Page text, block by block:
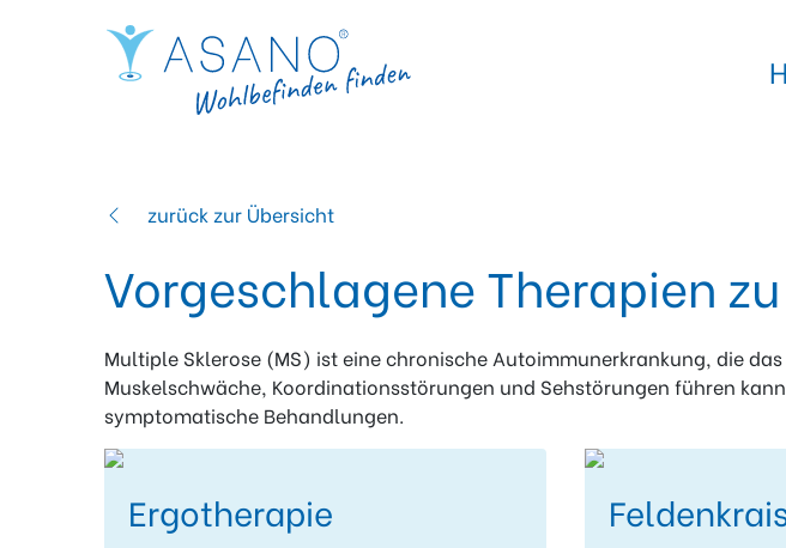
zurück zur Übersicht
Vorgeschlagene Therapien
Multiple Sklerose (MS) ist eine chronische Autoimmunerkrankung, die
Muskelschwäche, Koordinationsstörungen und Sehstörungen führen
symptomatische Behandlungen.
Ergotherapie